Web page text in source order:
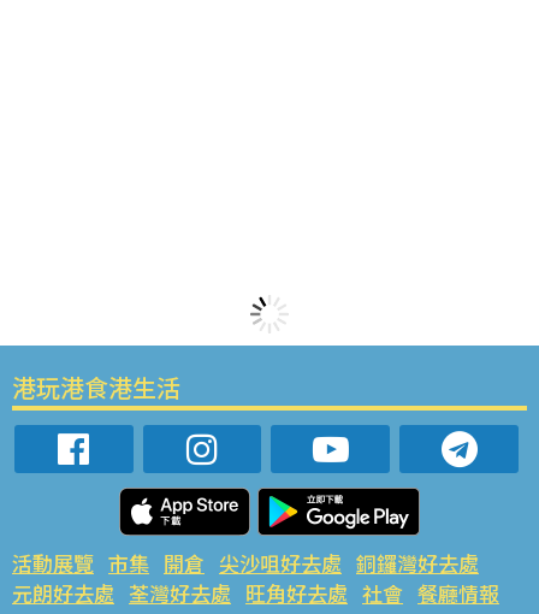
港玩港食港生活
活動展覽 市集 開倉 尖沙咀好去處 銅鑼灣好去處
元朗好去處 荃灣好去處 旺角好去處 社會 餐廳情報